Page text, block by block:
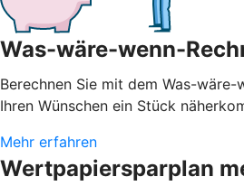
Was-wäre-wenn-
Berechnen Sie mit dem Was-wäre-
Ihren Wünschen ein Stück
Mehr erfahren
Wertpapiersparplan